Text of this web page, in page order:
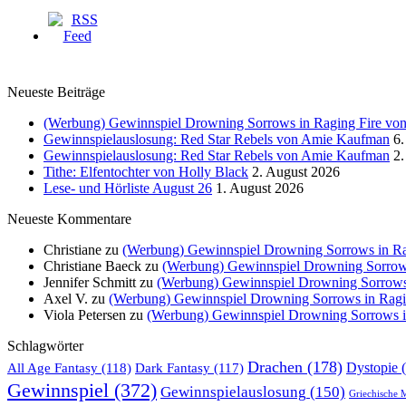
Neueste Beiträge
(Werbung) Gewinnspiel Drowning Sorrows in Raging Fire
Gewinnspielauslosung: Red Star Rebels von Amie Kaufman
Gewinnspielauslosung: Red Star Rebels von Amie Kaufman
Tithe: Elfentochter von Holly Black 2. August 2026
Lese- und Hörliste August 26 1. August 2026
Neueste Kommentare
Christiane zu (Werbung) Gewinnspiel Drowning Sorrows in
Christiane Baeck zu (Werbung) Gewinnspiel Drowning
Jennifer Schmitt zu (Werbung) Gewinnspiel Drowning
Axel V. zu (Werbung) Gewinnspiel Drowning Sorrows in
Viola Petersen zu (Werbung) Gewinnspiel Drowning Sorrows
Schlagwörter
All Age Fantasy (118) Dark Fantasy (117) Drachen (178) Dystopie
Gewinnspiel (372) Gewinnspielauslosung (150) Griechische